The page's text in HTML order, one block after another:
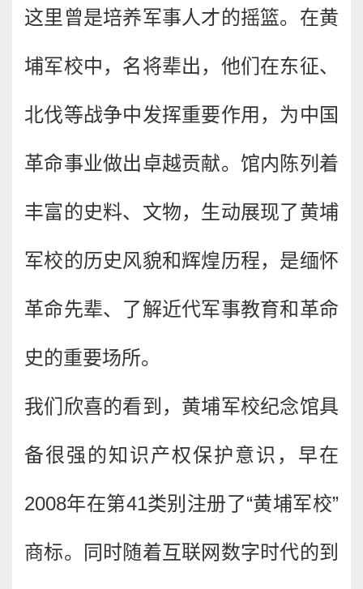
这里曾是培养军事人才的摇篮。在黄
埔军校中，名将辈出，他们在东征、
北伐等战争中发挥重要作用，为中国
革命事业做出卓越贡献。馆内陈列着
丰富的史料、文物，生动展现了黄埔
军校的历史风貌和辉煌历程，是缅怀
革命先辈、了解近代军事教育和革命
史的重要场所。
我们欣喜的看到，黄埔军校纪念馆具
备很强的知识产权保护意识，早在
2008年在第41类别注册了“黄埔军校”
商标。同时随着互联网数字时代的到